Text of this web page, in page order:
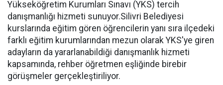
Yükseköğretim Kurumları Sınavı (YKS) tercih
danışmanlığı hizmeti sunuyor.Silivri Belediyesi
kurslarında eğitim gören öğrencilerin yanı sıra ilçedeki
farklı eğitim kurumlarından mezun olarak YKS'ye giren
adayların da yararlanabildiği danışmanlık hizmeti
kapsamında, rehber öğretmen eşliğinde birebir
görüşmeler gerçekleştiriliyor.